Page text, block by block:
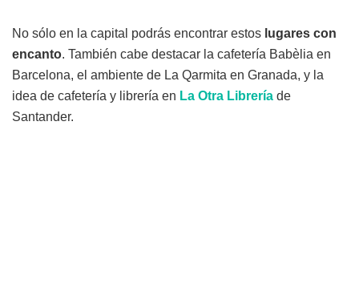
No sólo en la capital podrás encontrar estos lugares con
encanto. También cabe destacar la cafetería Babèlia en
Barcelona, el ambiente de La Qarmita en Granada, y la
idea de cafetería y librería en La Otra Librería de
Santander.